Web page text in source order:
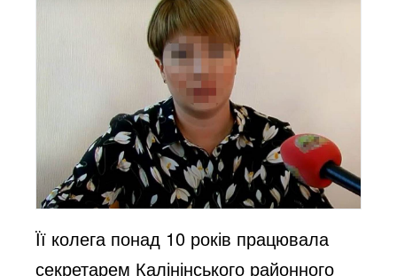
Її колега понад 10 років працювала
секретарем Калінінського районного